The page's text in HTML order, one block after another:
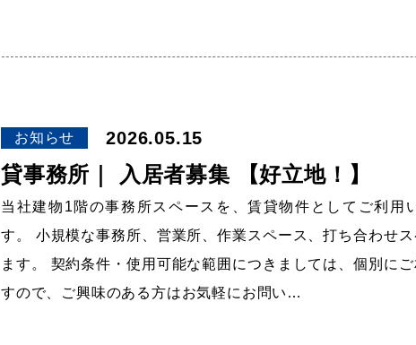
お知らせ 2026.05.15
貸事務所｜ 入居者募集 【好立地！】
当社建物1階の事務所スペースを、賃貸物件としてご利用
す。 小規模な事務所、営業所、作業スペース、打ち合わせ
ます。 契約条件・使用可能な範囲につきましては、個別に
すので、ご興味のある方はお気軽にお問い…